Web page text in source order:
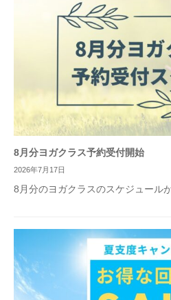
8月分ヨガクラス予約受付開始
2026年7月17日
8月分のヨガクラスのスケジュール